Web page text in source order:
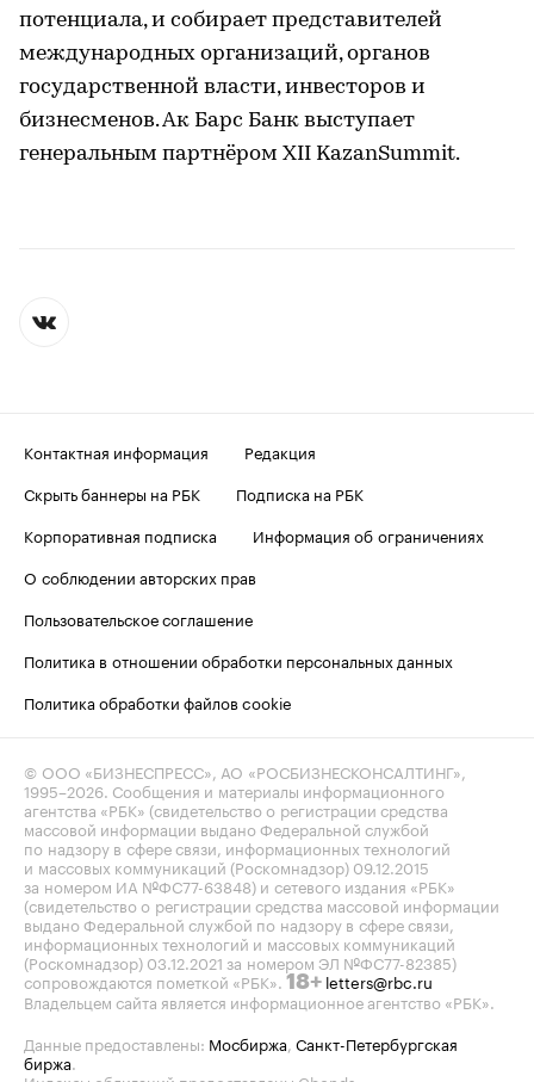
потенциала, и собирает представителей
международных организаций, органов
государственной власти, инвесторов и
бизнесменов. Ак Барс Банк выступает
генеральным партнёром XII KazanSummit.
Контактная информация
Редакция
Скрыть баннеры на РБК
Подписка на РБК
Корпоративная подписка
Информация об ограничениях
О соблюдении авторских прав
Пользовательское соглашение
Политика в отношении обработки персональных данных
Политика обработки файлов cookie
© ООО «БИЗНЕСПРЕСС», АО «РОСБИЗНЕСКОНСАЛТИНГ»,
1995–2026 . Сообщения и материалы информационного
агентства «РБК» (свидетельство о регистрации средства
массовой информации выдано Федеральной службой
по надзору в сфере связи, информационных технологий
и массовых коммуникаций (Роскомнадзор) 09.12.2015
за номером ИА №ФС77-63848) и сетевого издания «РБК»
(свидетельство о регистрации средства массовой информации
выдано Федеральной службой по надзору в сфере связи,
информационных технологий и массовых коммуникаций
(Роскомнадзор) 03.12.2021 за номером ЭЛ №ФС77-82385)
сопровождаются пометкой «РБК». 18+ letters@rbc.ru
Владельцем сайта является информационное агентство «РБК».
Данные предоставлены: Мосбиржа Санкт-Петербургская
биржа